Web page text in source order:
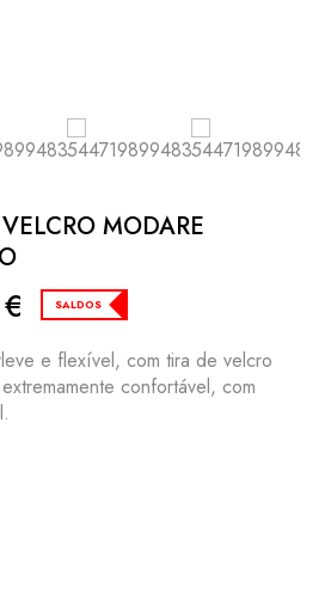
MODARE
€ SALDOS
e flexível, com tira de velcro
confortável, com